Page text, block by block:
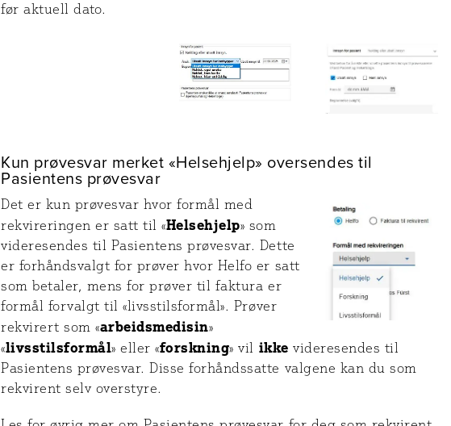
før aktuell dato.
Kun prøvesvar merket «Helsehjelp» oversendes til
Pasientens prøvesvar
Det er kun prøvesvar hvor formål med
rekvireringen er satt til «Helsehjelp» som
videresendes til Pasientens prøvesvar. Dette
er forhåndsvalgt for prøver hvor Helfo er satt
som betaler, mens for prøver til faktura er
formål forvalgt til «livsstilsformål». Prøver
rekvirert som «arbeidsmedisin»
«livsstilsformål» eller «forskning» vil ikke videresendes til
Pasientens prøvesvar. Disse forhåndssatte valgene kan du som
rekvirent selv overstyre.